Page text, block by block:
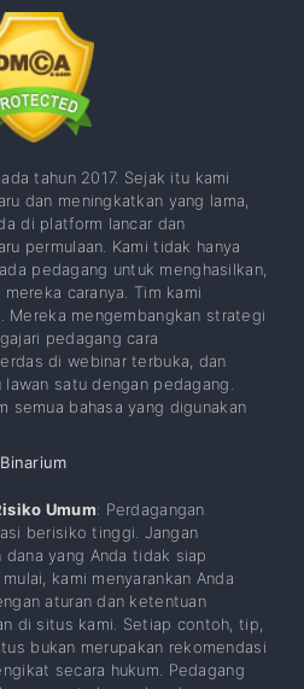
tahun 2017. Sejak itu kami
dan meningkatkan yang lama,
di platform lancar dan
permulaan. Kami tidak hanya
pedagang untuk menghasilkan,
caranya. Tim kami
Mereka mengembangkan strategi
pedagang cara
di webinar terbuka, dan
satu dengan pedagang.
semua bahasa yang digunakan
Umum: Perdagangan
berisiko tinggi. Jangan
yang Anda tidak siap
kami menyarankan Anda
aturan dan ketentuan
di situs kami. Setiap contoh, tip,
bukan merupakan rekomendasi
secara hukum. Pedagang